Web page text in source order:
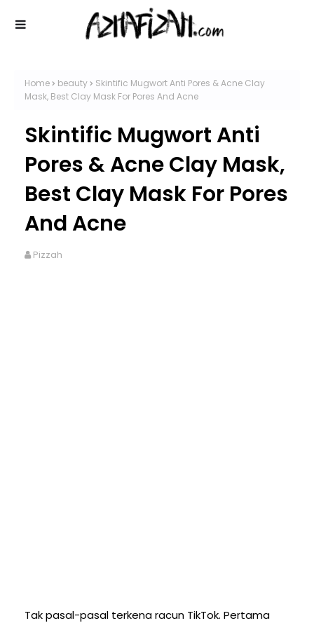
Home beauty
Skintific Mugwort Anti Pores & Acne Clay
Mask, Best Clay Mask For Pores And Acne
Skintific Mugwort Anti
Pores & Acne Clay Mask,
Best Clay Mask For Pores
And Acne
Pizzah
Tak pasal-pasal terkena racun TikTok. Pertama